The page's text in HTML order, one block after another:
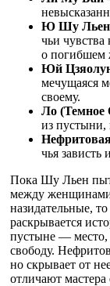
Ю Шу Льен
чьи
о погибшем
Юй
мечущаяся
своему.
Ло (Темное
из пустыни,
чья зависть
Пока Шу Льен
между
назидательные,
раскрывается
пустыне — место,
свободу.
но скрывает от
отличают